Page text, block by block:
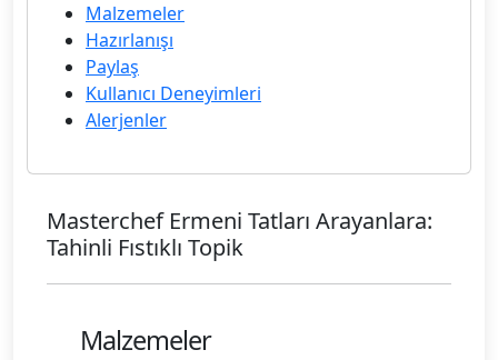
Malzemeler
Hazırlanışı
Paylaş
Kullanıcı Deneyimleri
Alerjenler
Masterchef Ermeni Tatları Arayanlara:
Tahinli Fıstıklı Topik
Malzemeler